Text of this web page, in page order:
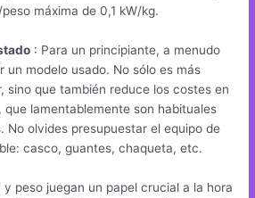
máxima de 0,1 kW/kg.
: Para un principiante, a menudo
un modelo usado. No sólo es más
sino que también reduce los costes en
lamentablemente son habituales
No olvides presupuestar el equipo de
casco, guantes, chaqueta, etc.
y peso juegan un papel crucial a la hora